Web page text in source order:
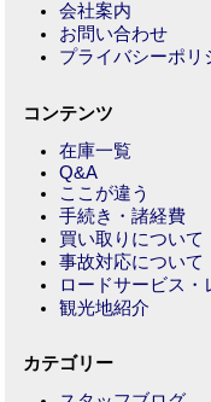
会社案内
お問い合わせ
プライバシーポリ
コンテンツ
在庫一覧
Q&A
ここが違う
手続き・諸経費
買い取りについて
事故対応について
ロードサービス・
観光地紹介
カテゴリー